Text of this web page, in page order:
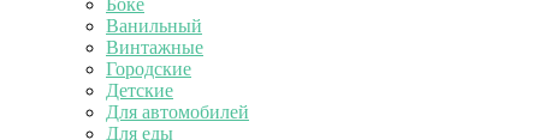
Боке
Ванильный
Винтажные
Городские
Детские
Для автомобилей
Для еды